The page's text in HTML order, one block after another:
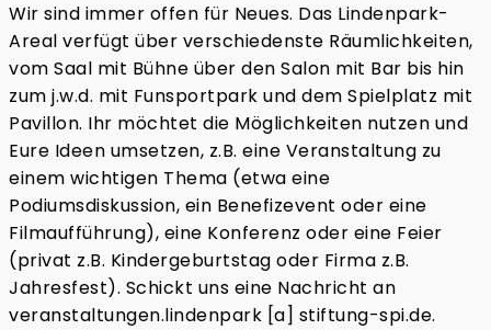
Wir sind immer offen für Neues. Das Lindenpark-
Areal verfügt über verschiedenste Räumlichkeiten,
vom Saal mit Bühne über den Salon mit Bar bis hin
zum j.w.d. mit Funsportpark und dem Spielplatz mit
Pavillon. Ihr möchtet die Möglichkeiten nutzen und
Eure Ideen umsetzen, z.B. eine Veranstaltung zu
einem wichtigen Thema (etwa eine
Podiumsdiskussion, ein Benefizevent oder eine
Filmaufführung), eine Konferenz oder eine Feier
(privat z.B. Kindergeburtstag oder Firma z.B.
Jahresfest). Schickt uns eine Nachricht an
veranstaltungen.lindenpark [a] stiftung-spi.de.